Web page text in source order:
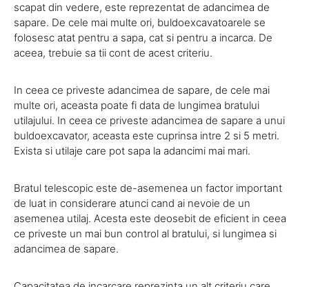
scapat din vedere, este reprezentat de adancimea de
sapare. De cele mai multe ori, buldoexcavatoarele se
folosesc atat pentru a sapa, cat si pentru a incarca. De
aceea, trebuie sa tii cont de acest criteriu.
In ceea ce priveste adancimea de sapare, de cele mai
multe ori, aceasta poate fi data de lungimea bratului
utilajului. In ceea ce priveste adancimea de sapare a unui
buldoexcavator, aceasta este cuprinsa intre 2 si 5 metri.
Exista si utilaje care pot sapa la adancimi mai mari.
Bratul telescopic este de-asemenea un factor important
de luat in considerare atunci cand ai nevoie de un
asemenea utilaj. Acesta este deosebit de eficient in ceea
ce priveste un mai bun control al bratului, si lungimea si
adancimea de sapare.